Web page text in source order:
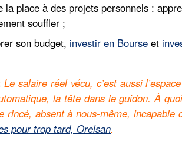
la place à des projets personnels :
souffler ;
son budget, investir en Bourse et
Le salaire réel vécu, c’est aussi
la tête dans le guidon. À
rincé, absent à nous-même,
pour trop tard, Orelsan.